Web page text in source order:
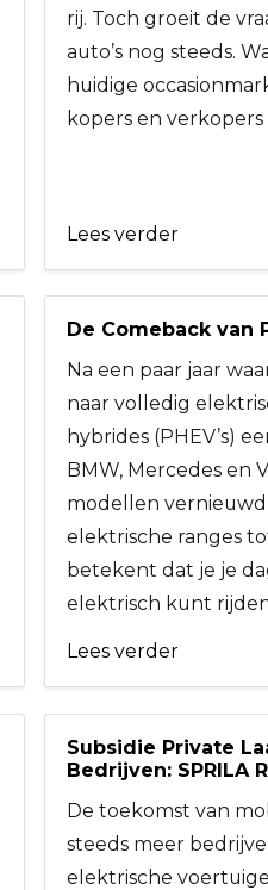
rij. Toch groeit de
auto’s nog steeds.
huidige
kopers en
Lees verder
De Comeback van
Na een paar jaar
naar volledig
hybrides (PHEV’s)
BMW, Mercedes en
modellen
elektrische ranges
betekent dat je je
elektrisch kunt
Lees verder
Subsidie Private
Bedrijven: SPRILA
De toekomst van
steeds meer
elektrische